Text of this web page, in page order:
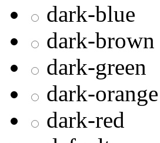
dark-blue
dark-brown
dark-green
dark-orange
dark-red